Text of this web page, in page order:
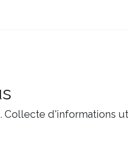
Collecte d'informations